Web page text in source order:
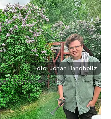
Christoffer grillar.
Foto: Johan Bandholtz